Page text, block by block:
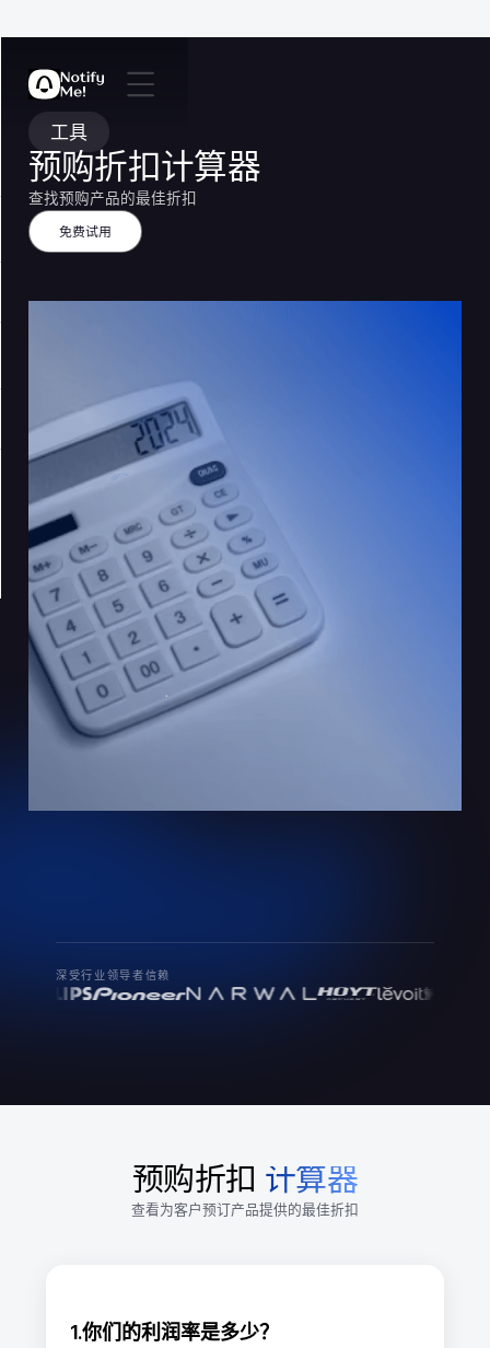
工具
预购折扣计算器
查找预购产品的最佳折扣
免费试用
深受行业领导者信赖
预购折扣 计算器
查看为客户预订产品提供的最佳折扣
1.你们的利润率是多少？